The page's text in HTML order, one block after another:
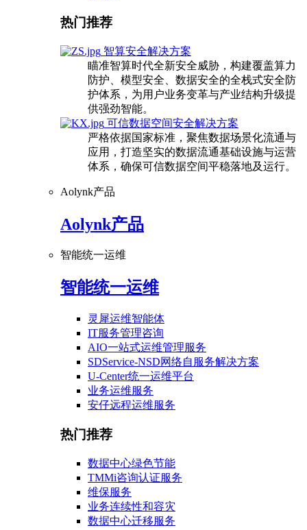
热门推荐
智算安全解决方案
瞄准智算时代全新安全威胁，构建覆盖算力
防护、模型安全、数据安全的全栈式安全防
护体系，为用户业务变革与产业结构升级提
供强劲智能。
可信数据空间安全解决方案
严格依据国家标准，聚焦数据场景化流通与
应用，打造坚实的数据流通基础设施与运营
体系，确保可信数据空间平稳落地及运行。
Aolynk产品
Aolynk产品
智能统一运维
智能统一运维
灵犀运维智能体
IT服务管理咨询
AIO一站式运维管理服务
SDService-NSD网络自服务解决方案
U-Center统一运维平台
业务运维服务
安仔远程运维服务
热门推荐
数据中心绿色节能
TMMi咨询认证服务
维保服务
业务连续性和容灾
数据中心迁移服务